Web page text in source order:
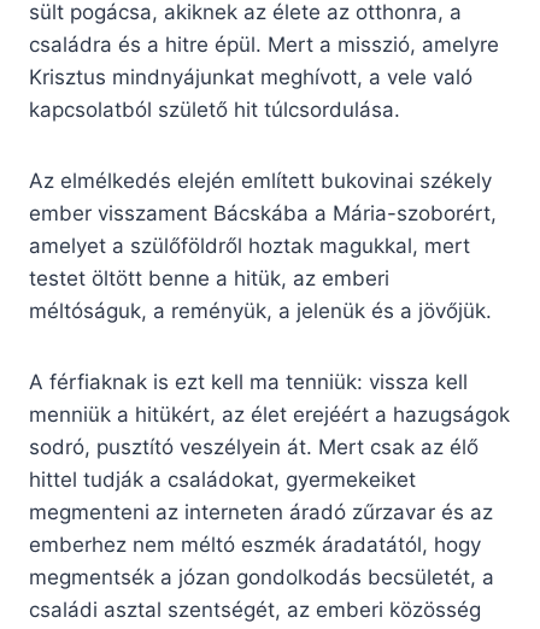
sült pogácsa, akiknek az élete az otthonra, a
családra és a hitre épül. Mert a misszió, amelyre
Krisztus mindnyájunkat meghívott, a vele való
kapcsolatból születő hit túlcsordulása.
Az elmélkedés elején említett bukovinai székely
ember visszament Bácskába a Mária-szoborért,
amelyet a szülőföldről hoztak magukkal, mert
testet öltött benne a hitük, az emberi
méltóságuk, a reményük, a jelenük és a jövőjük.
A férfiaknak is ezt kell ma tenniük: vissza kell
menniük a hitükért, az élet erejéért a hazugságok
sodró, pusztító veszélyein át. Mert csak az élő
hittel tudják a családokat, gyermekeiket
megmenteni az interneten áradó zűrzavar és az
emberhez nem méltó eszmék áradatától, hogy
megmentsék a józan gondolkodás becsületét, a
családi asztal szentségét, az emberi közösség